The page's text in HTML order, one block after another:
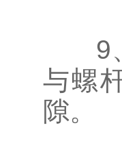
9、
与螺
隙。